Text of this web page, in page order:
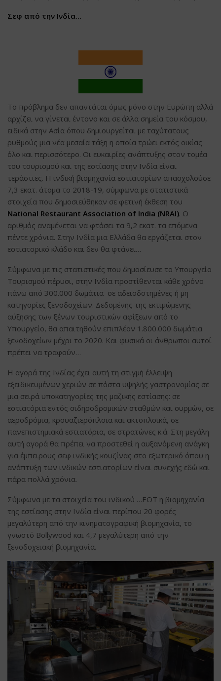
Σεφ από την Ινδία…
Το πρόβλημα δεν απαντάται όμως μόνο στην Ευρώπη αλλά
αρχίζει να γίνεται έντονο και σε άλλα σημεία του κόσμου,
ειδικά στην Ασία όπου δημιουργείται με ταχύτατους
ρυθμούς μια νέα μεσαία τάξη η οποία τρώει εκτός οικίας
όλο και περισσότερο. Οι ευκαιρίες ανάπτυξης στον τομέα
του τουρισμού και της εστίασης στην Ινδία είναι
τεράστιες. Η ινδική βιομηχανία εστιατορίων απασχολούσε
7,3 εκατ. άτομα το 2018-19, σύμφωνα με στατιστικά
στοιχεία που δημοσιεύθηκαν σε φετινή έκθεση του
National Restaurant Association of India (NRAI). Ο
αριθμός αναμένεται να φτάσει τα 9,2 εκατ. τα επόμενα
πέντε χρόνια. Στην Ινδία μια Ελλάδα θα εργάζεται στον
εστιατορικό κλάδο και δεν θα φτάνει…
Σύμφωνα με τις στατιστικές που δημοσίευσε το Υπουργείο
Τουρισμού πέρυσι, στην Ινδία προστίθενται κάθε χρόνο
πάνω από 300.000 δωμάτια σε αδειοδοτημένες ή μη
κατηγορίες ξενοδοχείων. Δεδομένης της εκτιμώμενης
αύξησης των ξένων τουριστικών αφίξεων από το
Υπουργείο, θα απαιτηθούν επιπλέον 1.800.000 δωμάτια
ξενοδοχείων μέχρι το 2020. Και φυσικά οι άνθρωποι αυτοί
πρέπει να τραφούν…
Η αγορά της Ινδίας έχει αυτή τη στιγμή έλλειψη
εξειδικευμένων χεριών σε πόστα υψηλής γαστρονομίας σε
μια σειρά υποκατηγορίες της μαζικής εστίασης: σε
εστιατόρια εντός σιδηροδρομικών σταθμών και συρμών, σε
αεροδρόμια, κρουαζιερόπλοια και ακτοπλοϊκά, σε
πανεπιστημιακά εστιατόρια, σε στρατώνες κ.ά. Στη μεγάλη
αυτή αγορά θα πρέπει να προστεθεί η αυξανόμενη ανάγκη
για έμπειρους σεφ ινδικής κουζίνας στο εξωτερικό όπου η
ανάπτυξη των ινδικών εστιατορίων είναι συνεχής εδώ και
πάρα πολλά χρόνια.
Σύμφωνα με τα στοιχεία του ινδικού …ΕΟΤ η βιομηχανία
της εστίασης στην Ινδία είναι περίπου 20 φορές
μεγαλύτερη από την κινηματογραφική βιομηχανία, το
γνωστό Bollywood και 4,7 μεγαλύτερη από την
ξενοδοχειακή βιομηχανία.